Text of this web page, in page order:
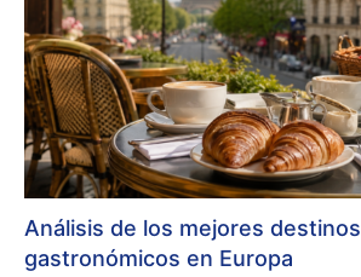
Análisis de los mejores destinos
gastronómicos en Europa